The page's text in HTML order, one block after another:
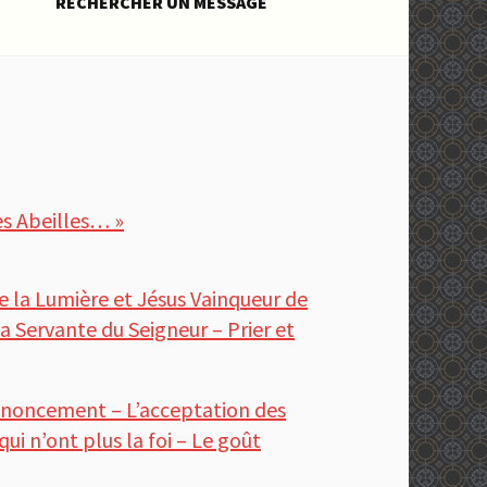
Abeilles… »
la Lumière et Jésus Vainqueur de
Servante du Seigneur – Prier et
– L’acceptation des
n’ont plus la foi – Le goût